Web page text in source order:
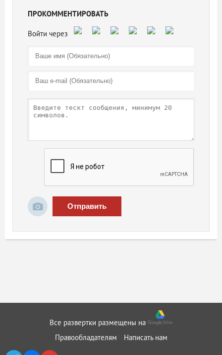
ПРОКОММЕНТИРОВАТЬ
Отправить
Все развертки размещены на
Правообладателям
Написать нам